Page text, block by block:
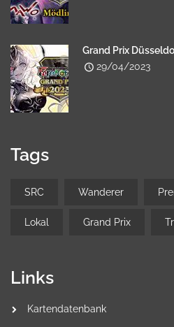
Grand Prix
29/04/2023
Tags
SRC Wanderer
Lokal Grand Prix
Links
Kartendatenbank